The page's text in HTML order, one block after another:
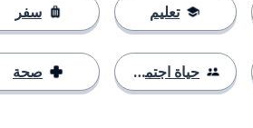
تعليم
حياة اجتماعية
سفر
صحة